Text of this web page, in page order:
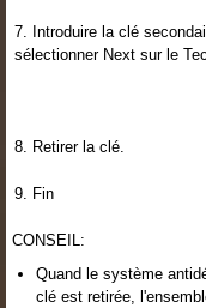
7. Introduire la clé
sélectionner Next sur le
8. Retirer la clé.
9. Fin
CONSEIL:
Quand le système
clé est retirée,